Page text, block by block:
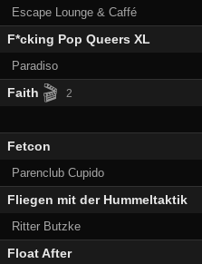
Escape Lounge & Caffé
F*cking Pop Queers XL
Paradiso
Faith 🎬 2
Fetcon
Parenclub Cupido
Fliegen mit der Hummeltaktik
Ritter Butzke
Float After